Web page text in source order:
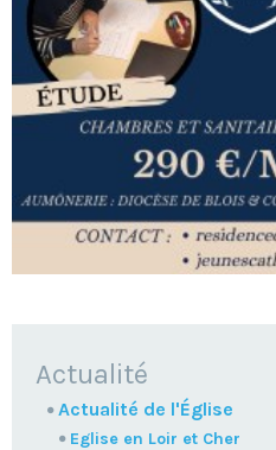
NAVIGATION
Actualité
Actualité de l'Église
Eglise en Loir et Cher